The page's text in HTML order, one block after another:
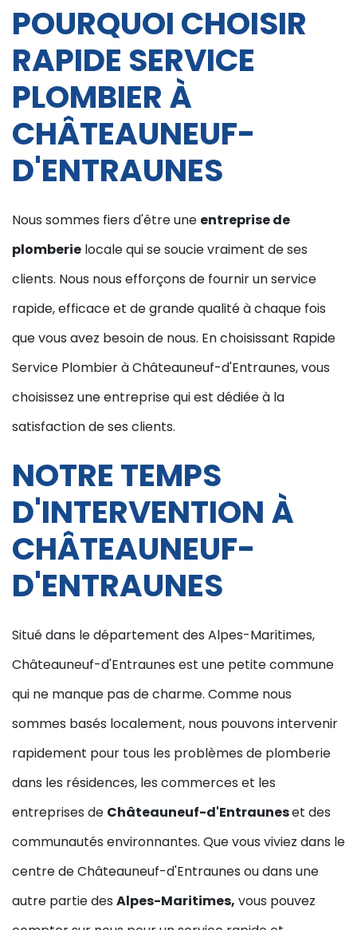
POURQUOI CHOISIR
RAPIDE SERVICE
PLOMBIER À
CHÂTEAUNEUF-
D'ENTRAUNES
Nous sommes fiers d'être une entreprise de
plomberie locale qui se soucie vraiment de ses
clients. Nous nous efforçons de fournir un service
rapide, efficace et de grande qualité à chaque fois
que vous avez besoin de nous. En choisissant Rapide
Service Plombier à Châteauneuf-d'Entraunes, vous
choisissez une entreprise qui est dédiée à la
satisfaction de ses clients.
NOTRE TEMPS
D'INTERVENTION À
CHÂTEAUNEUF-
D'ENTRAUNES
Situé dans le département des Alpes-Maritimes,
Châteauneuf-d'Entraunes est une petite commune
qui ne manque pas de charme. Comme nous
sommes basés localement, nous pouvons intervenir
rapidement pour tous les problèmes de plomberie
dans les résidences, les commerces et les
entreprises de Châteauneuf-d'Entrauneset des
communautés environnantes. Que vous viviez dans le
centre de Châteauneuf-d'Entraunes ou dans une
autre partie des Alpes-Maritimes, vous pouvez